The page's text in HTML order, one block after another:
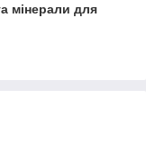
мінерали для